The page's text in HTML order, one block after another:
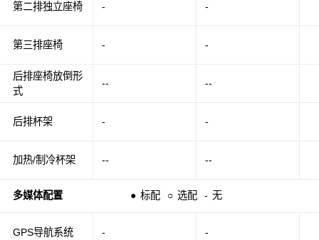
第二排独立座椅
第三排座椅
后排座椅放倒形
式
后排杯架
加热/制冷杯架
多媒体配置 ● 标配 ○ 选配 - 无
GPS导航系统
- -
- -
-- --
- -
-- --
- -